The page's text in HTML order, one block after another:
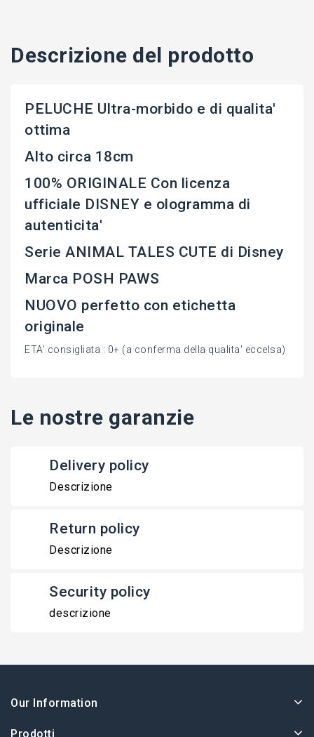
Descrizione del prodotto
PELUCHE Ultra-morbido e di qualita'
ottima
Alto circa 18cm
100% ORIGINALE Con licenza
ufficiale DISNEY e ologramma di
autenticita'
Serie ANIMAL TALES CUTE di Disney
Marca POSH PAWS
NUOVO perfetto con etichetta
originale
ETA' consigliata : 0+ (a conferma della qualita' eccelsa)
Le nostre garanzie
Delivery policy
Descrizione
Return policy
Descrizione
Security policy
descrizione
Our Information
Prodotti